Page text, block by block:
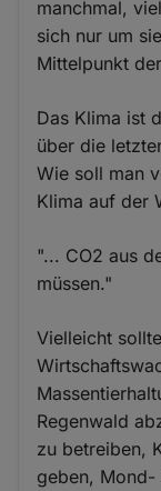
manchmal,
sich nur um
Mittelpunkt
Das Klima ist
über die
Wie soll man
Klima auf der
"... CO2 aus
müssen."
Vielleicht
Regenwald
zu betreiben,
geben, Mond-